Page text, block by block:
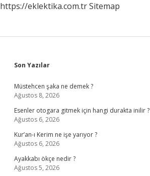
https://eklektika.com.trSitemap
Sidebar
Son Yazılar
Müstehcen şaka ne demek ?
Ağustos 8, 2026
Esenler otogara gitmek için hangi durakta inilir ?
Ağustos 6, 2026
Kur’an-ı Kerim ne işe yarıyor ?
Ağustos 6, 2026
Ayakkabı ökçe nedir ?
Ağustos 5, 2026